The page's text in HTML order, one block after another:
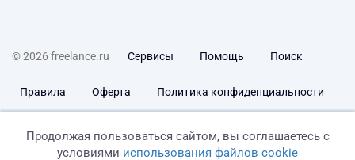
© 2026 freelance.ru Сервисы Помощь Поиск
Правила Оферта Политика конфиденциальности
Продолжая пользоваться сайтом, вы соглашаетесь с
условиями использования файлов cookie